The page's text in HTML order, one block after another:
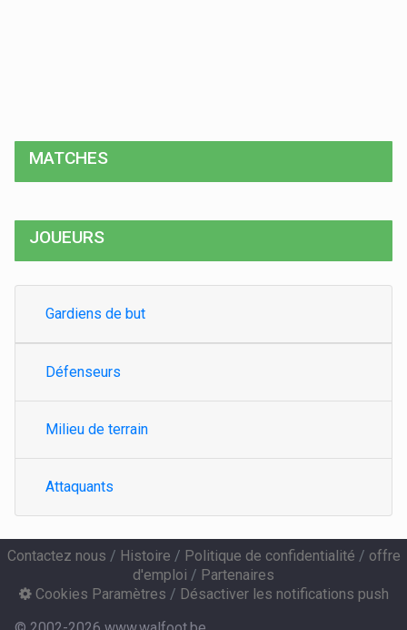
MATCHES
JOUEURS
Gardiens de but
Défenseurs
Milieu de terrain
Attaquants
Contactez nous / Histoire / Politique de confidentialité / offre
d'emploi / Partenaires
Cookies Paramètres / Désactiver les notifications push